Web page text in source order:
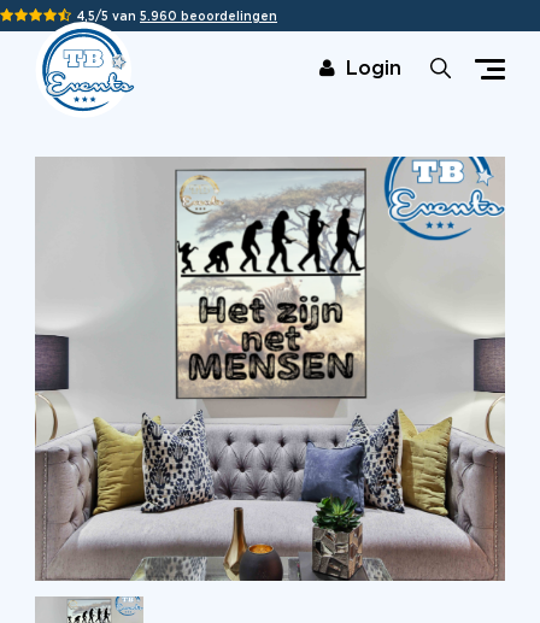
4,5/5 van 5.960 beoordelingen
Login